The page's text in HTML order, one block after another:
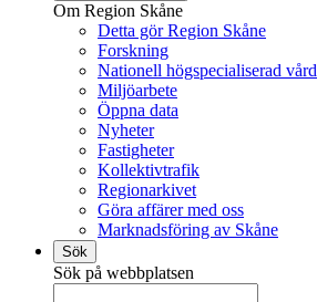
Om Region Skåne
Detta gör Region Skåne
Forskning
Nationell högspecialiserad vård
Miljöarbete
Öppna data
Nyheter
Fastigheter
Kollektivtrafik
Regionarkivet
Göra affärer med oss
Marknadsföring av Skåne
Sök
Sök på webbplatsen